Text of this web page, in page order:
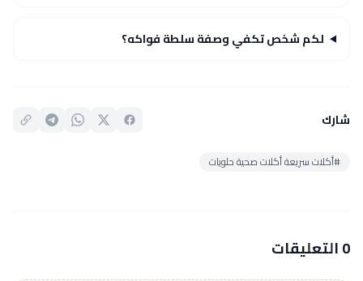
لكم شخص تكفي وصفة سلطة فواكه؟
شارك
#أكلات سريعة أكلات صحية حلويات
0 التعليقات